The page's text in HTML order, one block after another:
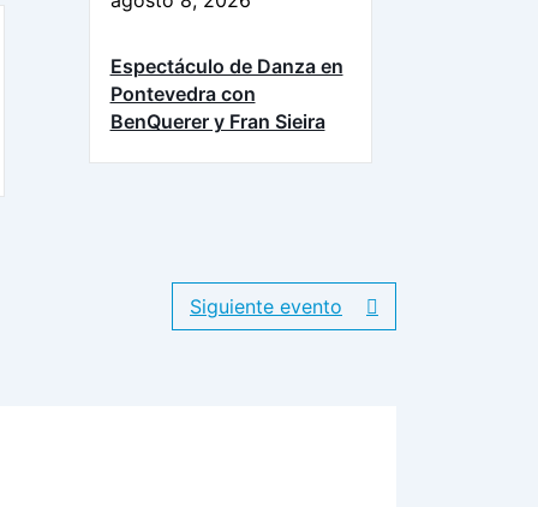
Espectáculo de Danza en
Pontevedra con
BenQuerer y Fran Sieira
Siguiente evento